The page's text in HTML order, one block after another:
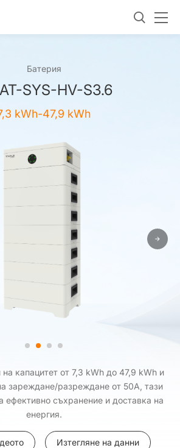
Батерия
SYS-HV-S3.6
kWh-47,9 kWh
капацитет от 7,3 kWh до 47,9 kWh и
зареждане/разреждане от 50A, тази
ефективно съхранение и доставка на
енергия.
Изтегляне на данни